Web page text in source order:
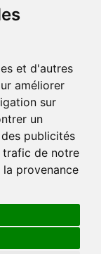
et d'autres
améliorer
sur
un
publicités
trafic de notre
provenance
LIVRAISON